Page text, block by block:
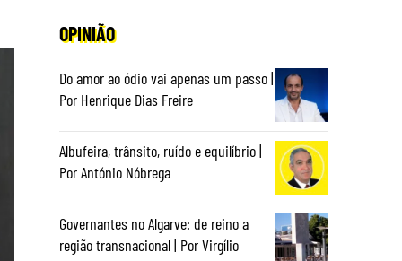
OPINIÃO
Do amor ao ódio vai apenas um passo |
Por Henrique Dias Freire
Albufeira, trânsito, ruído e equilíbrio |
Por António Nóbrega
Governantes no Algarve: de reino a
região transnacional | Por Virgílio